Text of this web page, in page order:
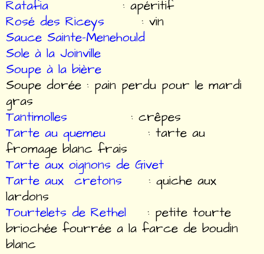
Ratafia
: apéritif
Rosé des Riceys
: vin
Sauce Sainte-Menehould
Sole à la Joinville
Soupe à la bière
Soupe dorée : pain perdu pour le mardi
gras
Tantimolles
: crêpes
Tarte au quemeu : tarte au
fromage blanc frais
Tarte aux oignons de Givet
Tarte aux cretons
: quiche aux
lardons
Tourtelets de Rethel
: petite tourte
briochée fourrée a la farce de boudin
blanc